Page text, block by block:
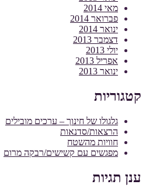
מאי 2014
פברואר 2014
ינואר 2014
דצמבר 2013
יולי 2013
אפריל 2013
ינואר 2013
קטגוריות
גלגולו של חינוך – ערכים מובילים
הרצאות/סדנאות
חוויות מהשטח
מפגשים עם קשישים/רבקה מרום
ענן תגיות